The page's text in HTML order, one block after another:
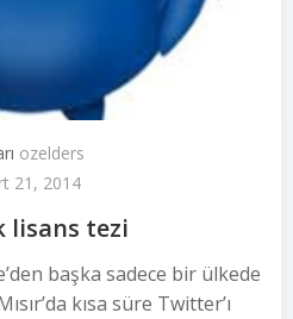
ozelders
21, 2014
lisans tezi
başka sadece bir ülkede
kısa süre Twitter’ı